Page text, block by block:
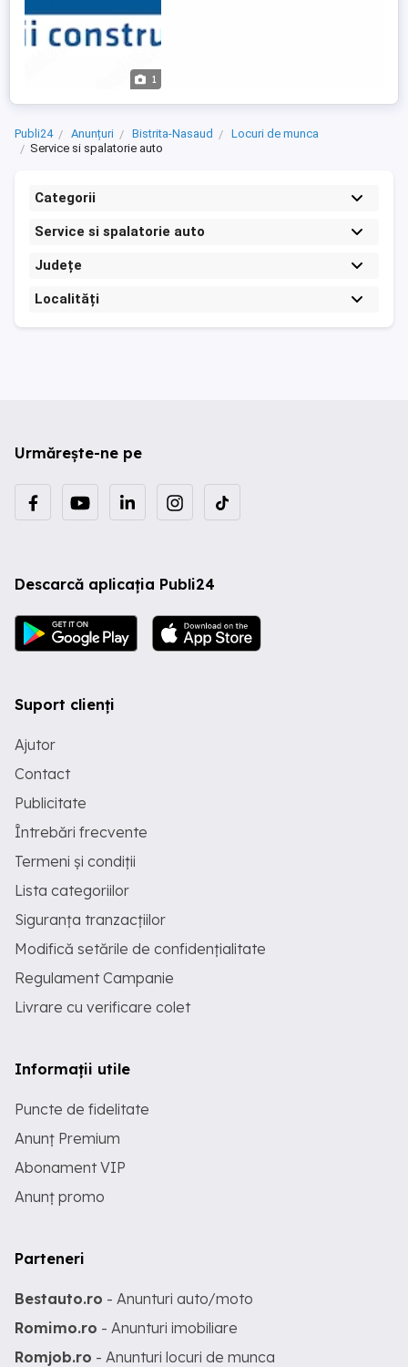
1
Publi24 Anunțuri Bistrita-Nasaud
Locuri de munca
Service si spalatorie auto
Categorii
Service si spalatorie auto
Județe
Localități
Urmărește-ne pe
Descarcă aplicația Publi24
Suport clienți
Ajutor
Contact
Publicitate
Întrebări frecvente
Termeni și condiții
Lista categoriilor
Siguranța tranzacțiilor
Modifică setările de confidențialitate
Regulament Campanie
Livrare cu verificare colet
Informații utile
Puncte de fidelitate
Anunț Premium
Abonament VIP
Anunț promo
Parteneri
Bestauto.ro - Anunturi auto/moto
Romimo.ro - Anunturi imobiliare
Romjob.ro - Anunturi locuri de munca